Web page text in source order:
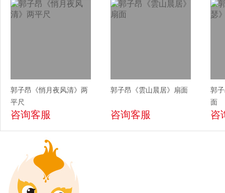
郭子昂《悄月夜风清》两
平尺
咨询客服
郭子昂《雲山晨居》扇面
咨询客服
郭
面
咨